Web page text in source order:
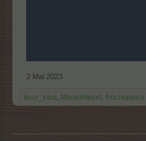
2 Mai 2023
lissy_kind MariaWiesel frechepetra